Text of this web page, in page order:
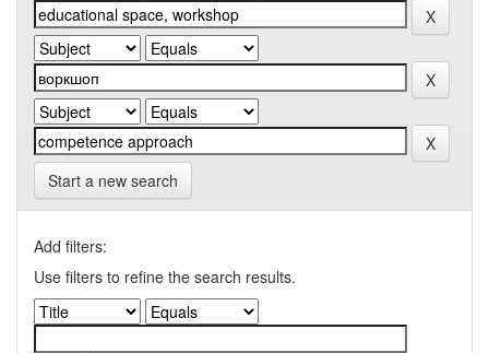
Start a new search
Add filters:
Use filters to refine the search results.